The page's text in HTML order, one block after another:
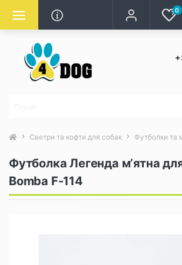
0
Светри та кофти для собак Футболки та
Футболка Легенда мʼятна
Bomba F-114